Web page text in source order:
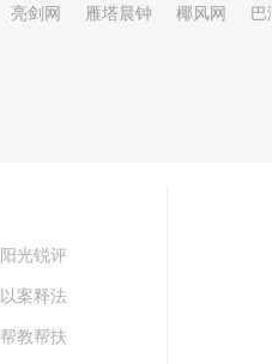
亮剑网 雁塔晨钟 椰风网 巴
阳光锐评
以案释法
帮教帮扶